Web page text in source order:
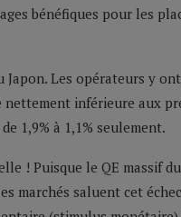
bénéfiques pour les
Les opérateurs y
nettement inférieure aux
1,9% à 1,1% seulement.
! Puisque le QE massif
marchés saluent cet